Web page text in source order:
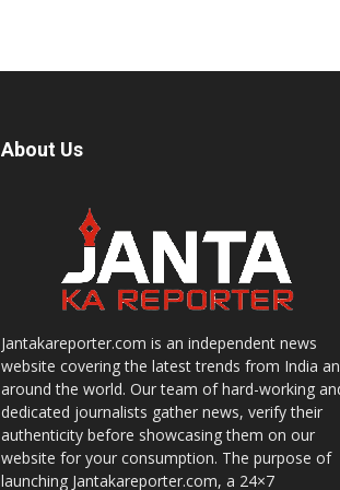
About Us
Jantakareporter.com is an independent news
website covering the latest trends from India
around the world. Our team of hard-working
dedicated journalists gather news, verify their
authenticity before showcasing them on our
website for your consumption. The purpose of
launching Jantakareporter.com, a 24×7